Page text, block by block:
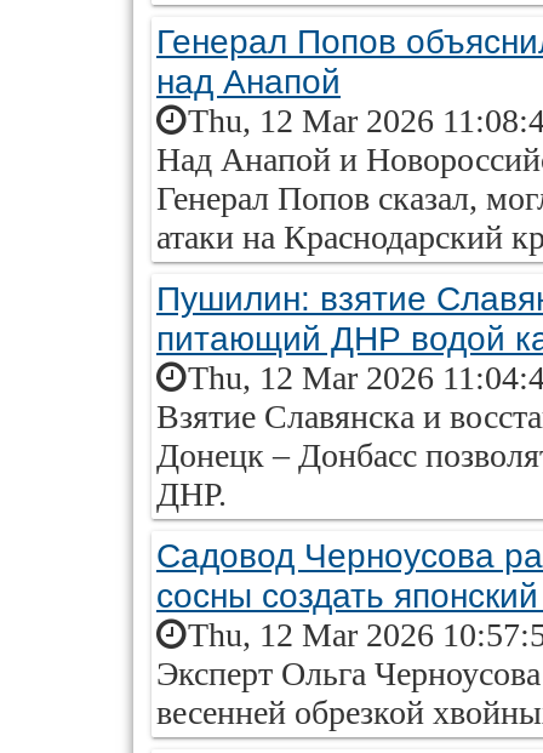
Генерал Попов
над Анапой
Thu, 12 Mar 2026
Над Анапой и
Генерал Попов сказал,
атаки на Краснодарский
Пушилин: взятие
питающий ДНР водой
Thu, 12 Mar 2026
Взятие Славянска и
Донецк – Донбасс
ДНР.
Садовод Черноусова
сосны создать
Thu, 12 Mar 2026
Эксперт Ольга
весенней обрезкой